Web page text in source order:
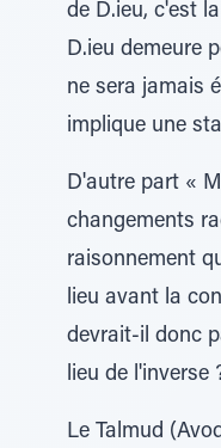
de D.ieu, c'est
D.ieu demeure
ne sera jamais
implique une
D'autre part «
changements
raisonnement
lieu avant la
devrait-il donc
lieu de l'inverse
Le Talmud